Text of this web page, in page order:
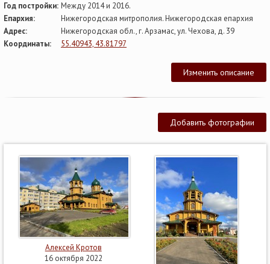
Год постройки: Между 2014 и 2016.
Епархия:
Нижегородская митрополия. Нижегородская епархия
Адрес:
Нижегородская обл., г. Арзамас, ул. Чехова, д. 39
Координаты:
55.40943, 43.81797
Изменить описание
Добавить фотографии
Алексей Кротов
16 октября 2022